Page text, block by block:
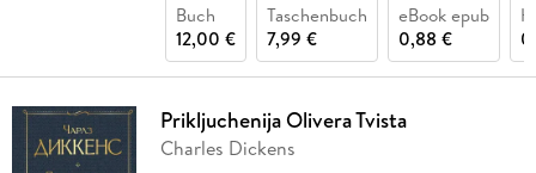
Buch
12,00 €
Taschenbuch
7,99 €
eBook epub
0,88 €
Prikljuchenija Olivera Tvista
Charles Dickens